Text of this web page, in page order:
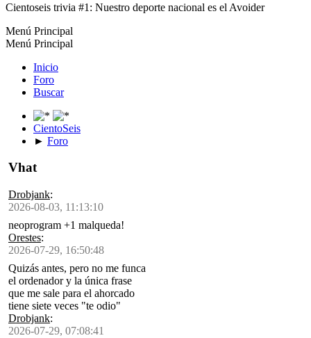
Cientoseis trivia #1: Nuestro deporte nacional es el Avoider
Menú Principal
Menú Principal
Inicio
Foro
Buscar
CientoSeis
► Foro
Vhat
Drobjank:
2026-08-03, 11:13:10
neoprogram +1 malqueda!
Orestes:
2026-07-29, 16:50:48
Quizás antes, pero no me funca
el ordenador y la única frase
que me sale para el ahorcado
tiene siete veces "te odio"
Drobjank:
2026-07-29, 07:08:41